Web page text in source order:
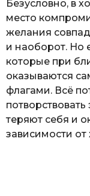
Безусловно, в
место
желания
и наоборот. Но
которые при
оказываются
флагами. Всё
теряют себя и
зависимости